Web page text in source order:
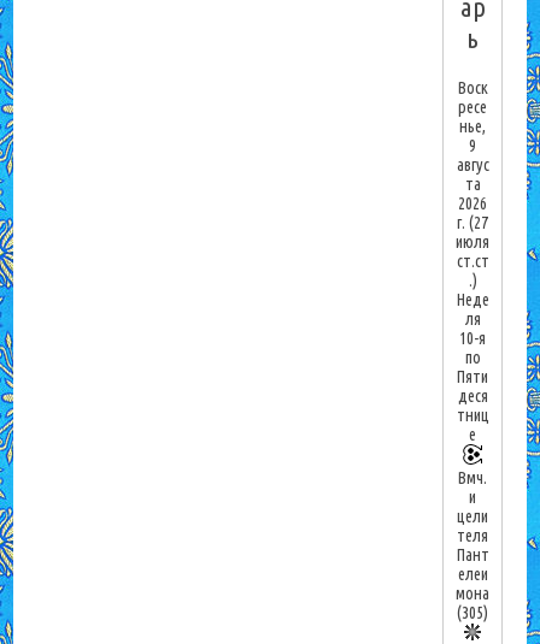
ар
ь
Воск
ресе
нье,
9
авгус
та
2026
г.(27
июля
ст.ст
.)
Неде
ля
10-я
по
Пяти
деся
тниц
е
Вмч.
и
цели
теля
Пант
елеи
мона
(305)